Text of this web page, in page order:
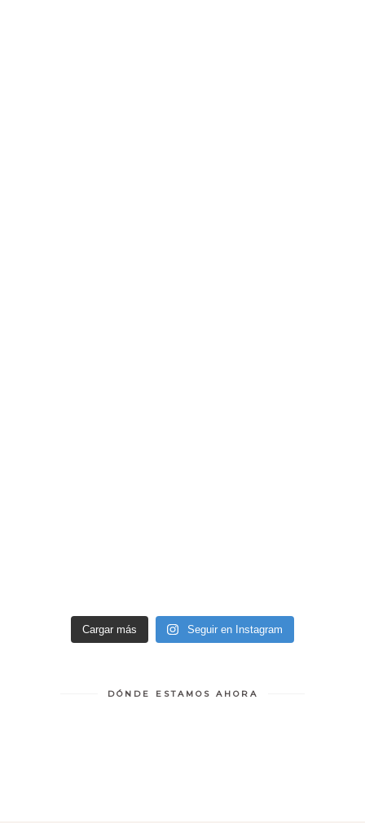
Cargar más Seguir en Instagram
DÓNDE ESTAMOS AHORA